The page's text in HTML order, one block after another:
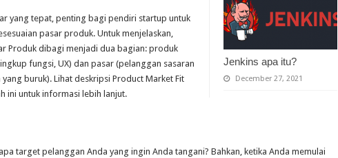
Jenkins apa itu?
December 27, 2021
yang tepat, penting bagi pendiri startup untuk
pasar produk. Untuk menjelaskan,
Produk dibagi menjadi dua bagian: produk
fungsi, UX) dan pasar (pelanggan sasaran
buruk). Lihat deskripsi Product Market Fit
ini untuk informasi lebih lanjut.
target pelanggan Anda yang ingin Anda tangani? Bahkan, ketika Anda memulai